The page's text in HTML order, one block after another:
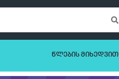
წლების მიხედვით